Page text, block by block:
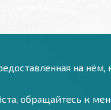
на нём,
обращайтесь к